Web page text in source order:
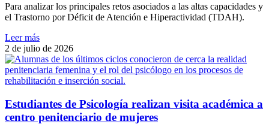
Para analizar los principales retos asociados a las altas capacidades y
el Trastorno por Déficit de Atención e Hiperactividad (TDAH).
Leer más
2 de julio de 2026
Estudiantes de Psicología realizan visita académica a
centro penitenciario de mujeres